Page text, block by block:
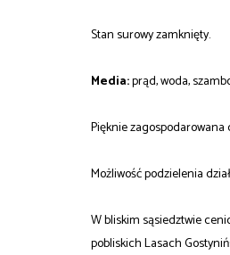
Stan surowy zamknięty.
Media:prąd, woda,
Pięknie zagospodarowana
Możliwość podzielenia
W bliskim sąsiedztwie
pobliskich Lasach